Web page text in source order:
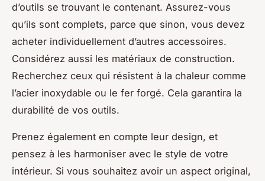
d’outils se trouvant le contenant. Assurez-vous
qu’ils sont complets, parce que sinon, vous devez
acheter individuellement d’autres accessoires.
Considérez aussi les matériaux de construction.
Recherchez ceux qui résistent à la chaleur comme
l’acier inoxydable ou le fer forgé. Cela garantira la
durabilité de vos outils.
Prenez également en compte leur design, et
pensez à les harmoniser avec le style de votre
intérieur. Si vous souhaitez avoir un aspect original,